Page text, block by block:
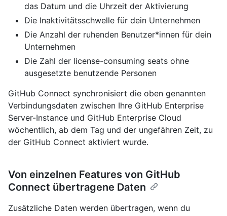
das Datum und die Uhrzeit der Aktivierung
Die Inaktivitätsschwelle für dein Unternehmen
Die Anzahl der ruhenden Benutzer*innen für dein
Unternehmen
Die Zahl der license-consuming seats ohne
ausgesetzte benutzende Personen
GitHub Connect synchronisiert die oben genannten
Verbindungsdaten zwischen Ihre GitHub Enterprise
Server-Instance und GitHub Enterprise Cloud
wöchentlich, ab dem Tag und der ungefähren Zeit, zu
der GitHub Connect aktiviert wurde.
Von einzelnen Features von GitHub
Connect übertragene Daten
Zusätzliche Daten werden übertragen, wenn du